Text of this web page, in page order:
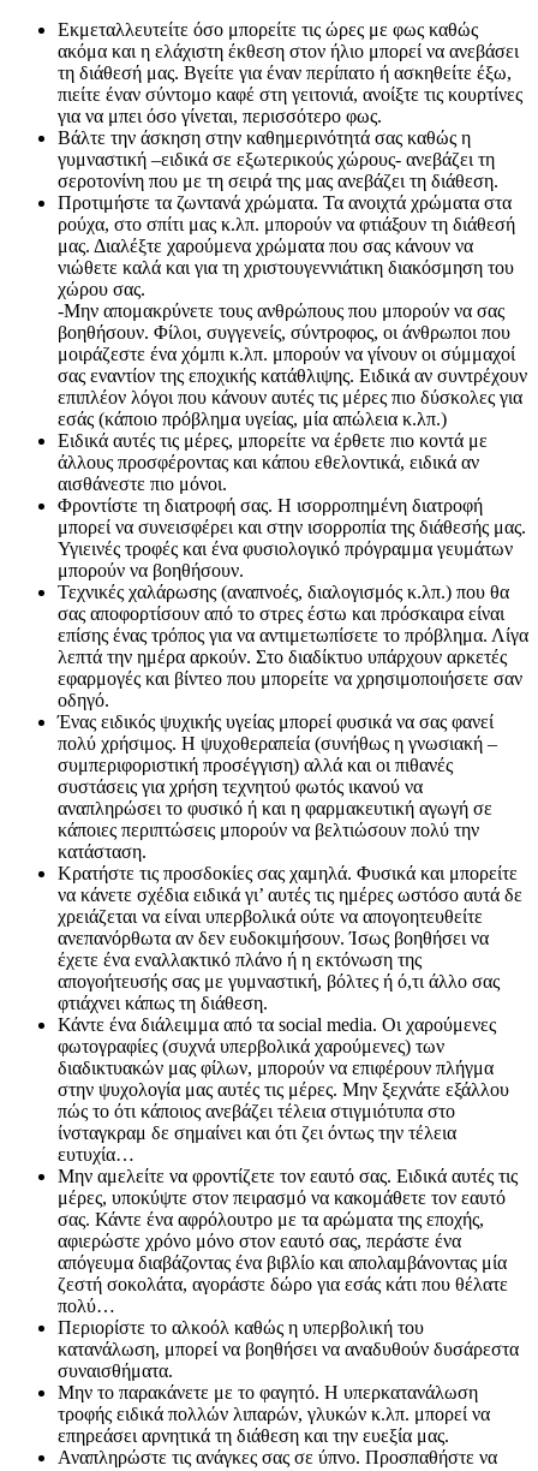
Εκμεταλλευτείτε όσο μπορείτε τις ώρες με φως καθώς
ακόμα και η ελάχιστη έκθεση στον ήλιο μπορεί να ανεβάσει
τη διάθεσή μας. Βγείτε για έναν περίπατο ή ασκηθείτε έξω,
πιείτε έναν σύντομο καφέ στη γειτονιά, ανοίξτε τις κουρτίνες
για να μπει όσο γίνεται, περισσότερο φως.
Βάλτε την άσκηση στην καθημερινότητά σας καθώς η
γυμναστική –ειδικά σε εξωτερικούς χώρους- ανεβάζει τη
σεροτονίνη που με τη σειρά της μας ανεβάζει τη διάθεση.
Προτιμήστε τα ζωντανά χρώματα. Τα ανοιχτά χρώματα στα
ρούχα, στο σπίτι μας κ.λπ. μπορούν να φτιάξουν τη διάθεσή
μας. Διαλέξτε χαρούμενα χρώματα που σας κάνουν να
νιώθετε καλά και για τη χριστουγεννιάτικη διακόσμηση του
χώρου σας.
-Μην απομακρύνετε τους ανθρώπους που μπορούν να σας
βοηθήσουν. Φίλοι, συγγενείς, σύντροφος, οι άνθρωποι που
μοιράζεστε ένα χόμπι κ.λπ. μπορούν να γίνουν οι σύμμαχοί
σας εναντίον της εποχικής κατάθλιψης. Ειδικά αν συντρέχουν
επιπλέον λόγοι που κάνουν αυτές τις μέρες πιο δύσκολες για
εσάς (κάποιο πρόβλημα υγείας, μία απώλεια κ.λπ.)
Ειδικά αυτές τις μέρες, μπορείτε να έρθετε πιο κοντά με
άλλους προσφέροντας και κάπου εθελοντικά, ειδικά αν
αισθάνεστε πιο μόνοι.
Φροντίστε τη διατροφή σας. Η ισορροπημένη διατροφή
μπορεί να συνεισφέρει και στην ισορροπία της διάθεσής μας.
Υγιεινές τροφές και ένα φυσιολογικό πρόγραμμα γευμάτων
μπορούν να βοηθήσουν.
Τεχνικές χαλάρωσης (αναπνοές, διαλογισμός κ.λπ.) που θα
σας αποφορτίσουν από το στρες έστω και πρόσκαιρα είναι
επίσης ένας τρόπος για να αντιμετωπίσετε το πρόβλημα. Λίγα
λεπτά την ημέρα αρκούν. Στο διαδίκτυο υπάρχουν αρκετές
εφαρμογές και βίντεο που μπορείτε να χρησιμοποιήσετε σαν
οδηγό.
Ένας ειδικός ψυχικής υγείας μπορεί φυσικά να σας φανεί
πολύ χρήσιμος. Η ψυχοθεραπεία (συνήθως η γνωσιακή –
συμπεριφοριστική προσέγγιση) αλλά και οι πιθανές
συστάσεις για χρήση τεχνητού φωτός ικανού να
αναπληρώσει το φυσικό ή και η φαρμακευτική αγωγή σε
κάποιες περιπτώσεις μπορούν να βελτιώσουν πολύ την
κατάσταση.
Κρατήστε τις προσδοκίες σας χαμηλά. Φυσικά και μπορείτε
να κάνετε σχέδια ειδικά γι’ αυτές τις ημέρες ωστόσο αυτά δε
χρειάζεται να είναι υπερβολικά ούτε να απογοητευθείτε
ανεπανόρθωτα αν δεν ευδοκιμήσουν. Ίσως βοηθήσει να
έχετε ένα εναλλακτικό πλάνο ή η εκτόνωση της
απογοήτευσής σας με γυμναστική, βόλτες ή ό,τι άλλο σας
φτιάχνει κάπως τη διάθεση.
Κάντε ένα διάλειμμα από τα social media. Οι χαρούμενες
φωτογραφίες (συχνά υπερβολικά χαρούμενες) των
διαδικτυακών μας φίλων, μπορούν να επιφέρουν πλήγμα
στην ψυχολογία μας αυτές τις μέρες. Μην ξεχνάτε εξάλλου
πώς το ότι κάποιος ανεβάζει τέλεια στιγμιότυπα στο
ίνσταγκραμ δε σημαίνει και ότι ζει όντως την τέλεια
ευτυχία…
Μην αμελείτε να φροντίζετε τον εαυτό σας. Ειδικά αυτές τις
μέρες, υποκύψτε στον πειρασμό να κακομάθετε τον εαυτό
σας. Κάντε ένα αφρόλουτρο με τα αρώματα της εποχής,
αφιερώστε χρόνο μόνο στον εαυτό σας, περάστε ένα
απόγευμα διαβάζοντας ένα βιβλίο και απολαμβάνοντας μία
ζεστή σοκολάτα, αγοράστε δώρο για εσάς κάτι που θέλατε
πολύ…
Περιορίστε το αλκοόλ καθώς η υπερβολική του
κατανάλωση, μπορεί να βοηθήσει να αναδυθούν δυσάρεστα
συναισθήματα.
Μην το παρακάνετε με το φαγητό. Η υπερκατανάλωση
τροφής ειδικά πολλών λιπαρών, γλυκών κ.λπ. μπορεί να
επηρεάσει αρνητικά τη διάθεση και την ευεξία μας.
Αναπληρώστε τις ανάγκες σας σε ύπνο. Προσπαθήστε να